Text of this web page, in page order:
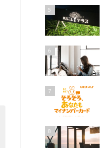
5
6
7
8